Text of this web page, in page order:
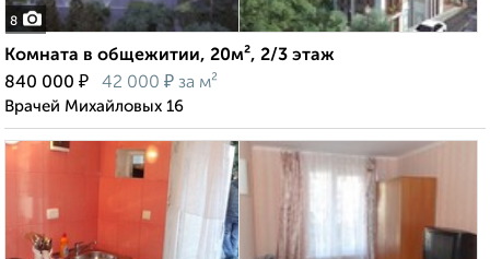
8
Комната в общежитии, 20м², 2/3 этаж
840 000 ₽ 42 000 ₽ за м²
Врачей Михайловых 16